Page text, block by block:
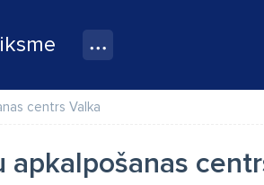
centrs Valka